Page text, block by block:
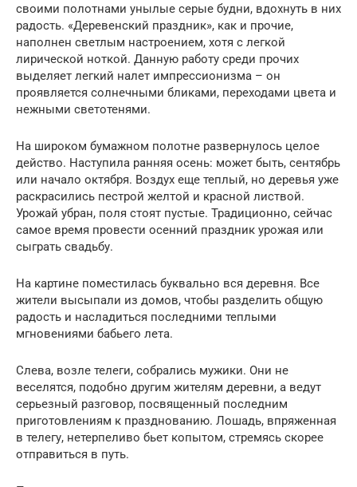
своими полотнами унылые серые будни, вдохнуть в них
радость. «Деревенский праздник», как и прочие,
наполнен светлым настроением, хотя с легкой
лирической ноткой. Данную работу среди прочих
выделяет легкий налет импрессионизма – он
проявляется солнечными бликами, переходами цвета и
нежными светотенями.
На широком бумажном полотне развернулось целое
действо. Наступила ранняя осень: может быть, сентябрь
или начало октября. Воздух еще теплый, но деревья уже
раскрасились пестрой желтой и красной листвой.
Урожай убран, поля стоят пустые. Традиционно, сейчас
самое время провести осенний праздник урожая или
сыграть свадьбу.
На картине поместилась буквально вся деревня. Все
жители высыпали из домов, чтобы разделить общую
радость и насладиться последними теплыми
мгновениями бабьего лета.
Слева, возле телеги, собрались мужики. Они не
веселятся, подобно другим жителям деревни, а ведут
серьезный разговор, посвященный последним
приготовлениям к празднованию. Лошадь, впряженная
в телегу, нетерпеливо бьет копытом, стремясь скорее
отправиться в путь.